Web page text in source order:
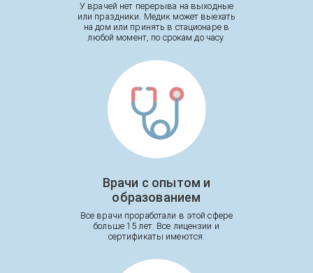
У врачей нет перерыва на выходные
или праздники. Медик может выехать
на дом или принять в стационаре в
любой момент, по срокам до часу.
Врачи с опытом и
образованием
Все врачи проработали в этой сфере
больше 15 лет. Все лицензии и
сертификаты имеются.